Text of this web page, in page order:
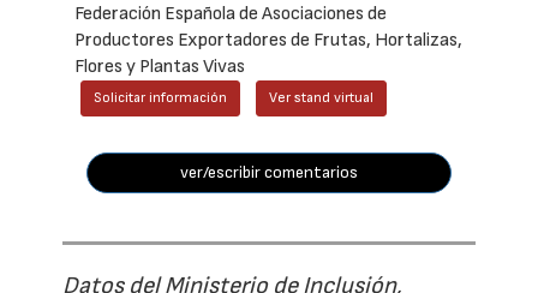
Federación Española de Asociaciones de
Productores Exportadores de Frutas, Hortalizas,
Flores y Plantas Vivas
Solicitar información Ver stand virtual
ver/escribir comentarios
Datos del Ministerio de Inclusión,